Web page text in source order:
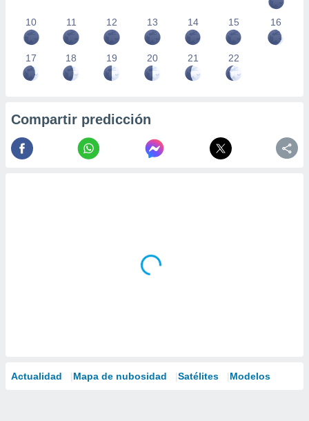
10 11 12 13 14 15 16
17 18 19 20 21 22
Compartir predicción
Actualidad Mapa de nubosidad Satélites Modelos